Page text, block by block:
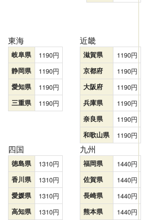
東海
岐阜県 1190
静岡県 1190
愛知県 1190
三重県 1190
近畿
滋賀県 1190
京都府 1190
大阪府 1190
兵庫県 1190
奈良県 1190
和歌山県 1190
四国
徳島県 1310
香川県 1310
愛媛県 1310
高知県 1310
九州
福岡県 1440
佐賀県 1440
長崎県 1440
熊本県 1440